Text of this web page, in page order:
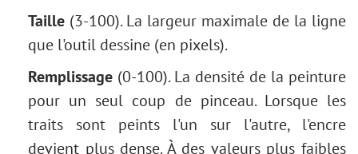
Taille (3-100). La largeur maximale de la ligne
que l'outil dessine (en pixels).
Remplissage (0-100). La densité de la peinture
pour un seul coup de pinceau. Lorsque les
traits sont peints l'un sur l'autre, l'encre
devient plus dense. À des valeurs plus faibles